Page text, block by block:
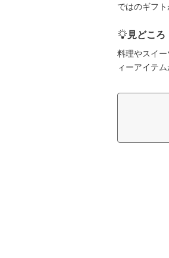
ではのギフ
見どころ
料理やスイ
ィーアイテ